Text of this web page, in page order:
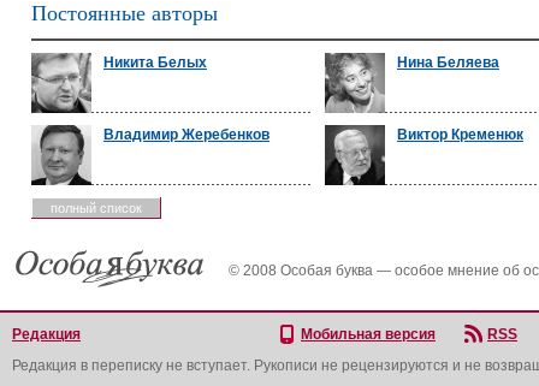
Постоянные авторы
Никита Белых Нина Беляева
Владимир Жеребенков Виктор Кременюк
полный список
© 2008 Особая буква — особое мнение об
Редакция Мобильная версия
RSS
Редакция в переписку не вступает. Рукописи не рецензируются и не